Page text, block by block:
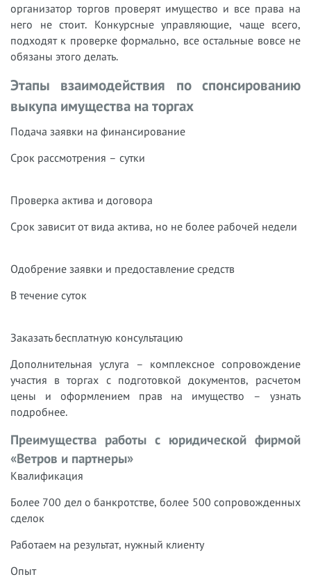
организатор торгов проверят имущество и все права на
него не стоит. Конкурсные управляющие, чаще всего,
подходят к проверке формально, все остальные вовсе не
обязаны этого делать.
Этапы взаимодействия по спонсированию
выкупа имущества на торгах
Подача заявки на финансирование
Срок рассмотрения – сутки
Проверка актива и договора
Срок зависит от вида актива, но не более рабочей недели
Одобрение заявки и предоставление средств
В течение суток
Заказать бесплатную консультацию
Дополнительная услуга – комплексное сопровождение
участия в торгах с подготовкой документов, расчетом
цены и оформлением прав на имущество – узнать
подробнее.
Преимущества работы с юридической фирмой
«Ветров и партнеры»
Квалификация
Более 700 дел о банкротстве, более 500 сопровожденных
сделок
Работаем на результат, нужный клиенту
Опыт